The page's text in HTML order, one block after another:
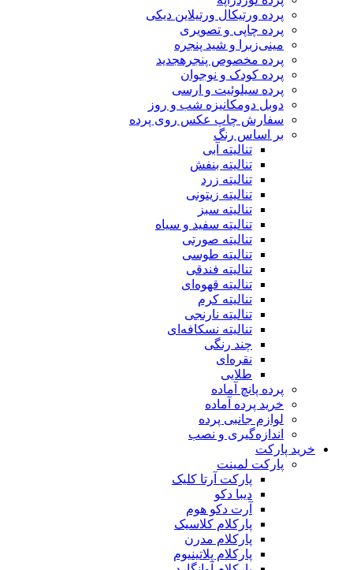
پرده ورتیکال ورتیلاین دیکی
پرده چاپی و تصویری
مینی‌زبرا و شید پنجره
پرده مخصوص پنجرهجدید
پرده کودک و نوجوان
پرده سیلوئیت و ارسی
دوبل دومکانیزه شب و روز
سفارش چاپ عکس روی پرده
بر اساس رنگ
تنالیته آبی
تنالیته بنفش
تنالیته زرد
تنالیته زیتونی
تنالیته سبز
تنالیته سفید و سیاه
تنالیته صورتی
تنالیته طوسی
تنالیته فندقی
تنالیته قهوه‌ای
تنالیته کرم
تنالیته نارنجی
تنالیته نسکافه‌ای
چند رنگی
نقره‌ای
طلایی
پرده پانچ آماده
خرید پرده آماده
لوازم جانبی پرده
اندازه‌گیری و نصب
خرید پارکت
پارکت لمینت
پارکت آرتا کلیک
دیبا دکو
آرت دکو هوم
پارکلام کلاسیک
پارکلام مدرن
پارکلام پلاتینیوم